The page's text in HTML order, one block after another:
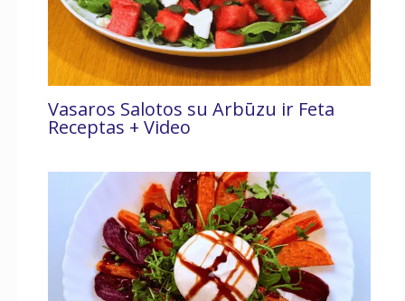
Vasaros Salotos su Arbūzu ir Feta
Receptas + Video